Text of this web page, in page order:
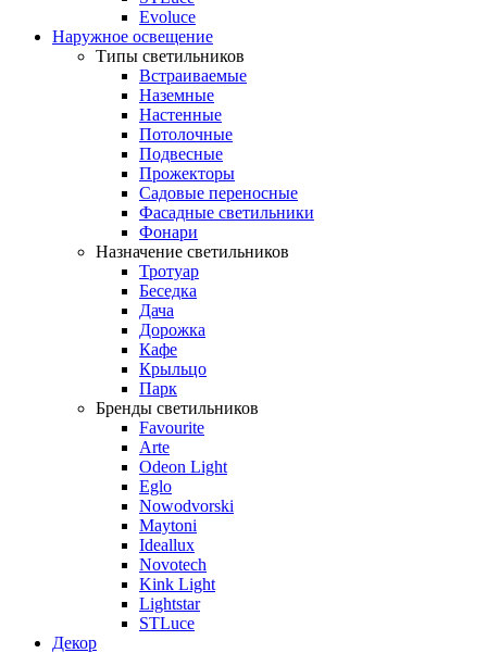
Evoluce
Наружное освещение
Типы светильников
Встраиваемые
Наземные
Настенные
Потолочные
Подвесные
Прожекторы
Садовые переносные
Фасадные светильники
Фонари
Назначение светильников
Тротуар
Беседка
Дача
Дорожка
Кафе
Крыльцо
Парк
Бренды светильников
Favourite
Arte
Odeon Light
Eglo
Nowodvorski
Maytoni
Ideallux
Novotech
Kink Light
Lightstar
STLuce
Декор